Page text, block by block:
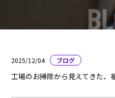
2025/12/04 ブログ
工場のお掃除から見えてきた、